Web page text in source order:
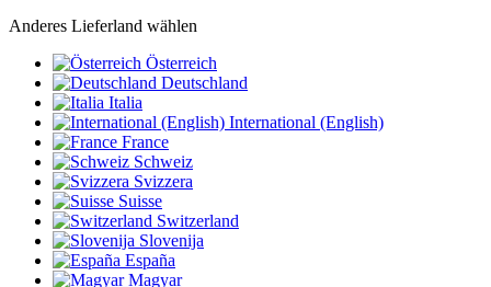
Anderes Lieferland wählen
Österreich
Deutschland
Italia
International (English)
France
Schweiz
Svizzera
Suisse
Switzerland
Slovenija
España
Magyar